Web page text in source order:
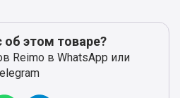
об этом товаре?
Reimo в WhatsApp или